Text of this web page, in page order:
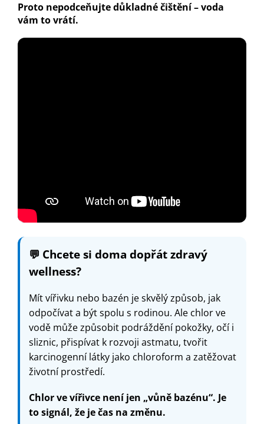
Proto nepodceňujte důkladné čištění – voda
vám to vrátí.
💬 Chcete si doma dopřát zdravý
wellness?
Mít vířivku nebo bazén je skvělý způsob, jak
odpočívat a být spolu s rodinou. Ale chlor ve
vodě může způsobit podráždění pokožky, očí i
sliznic, přispívat k rozvoji astmatu, tvořit
karcinogenní látky jako chloroform a zatěžovat
životní prostředí.
Chlor ve vířivce není jen „vůně bazénu“. Je
to signál, že je čas na změnu.